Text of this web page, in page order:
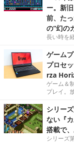
ー。新
前、た
の“幻の
長い時を
ゲーム
プロセ
rza
ゲーム＆
プレイ。
シリー
ない『
搭載で
シリーズ